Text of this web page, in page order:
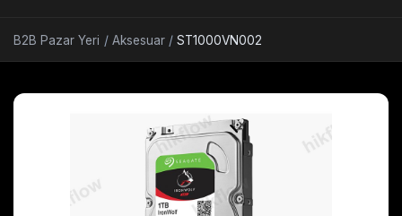
B2B Pazar Yeri / Aksesuar / ST1000VN002